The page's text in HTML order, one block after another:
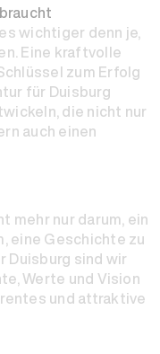
wichtiger denn je,
Eine kraftvolle
zum Erfolg
für Duisburg
die nicht nur
auch einen
mehr nur darum, ein
eine Geschichte zu
Duisburg sind wir
Werte und Vision
und attraktive